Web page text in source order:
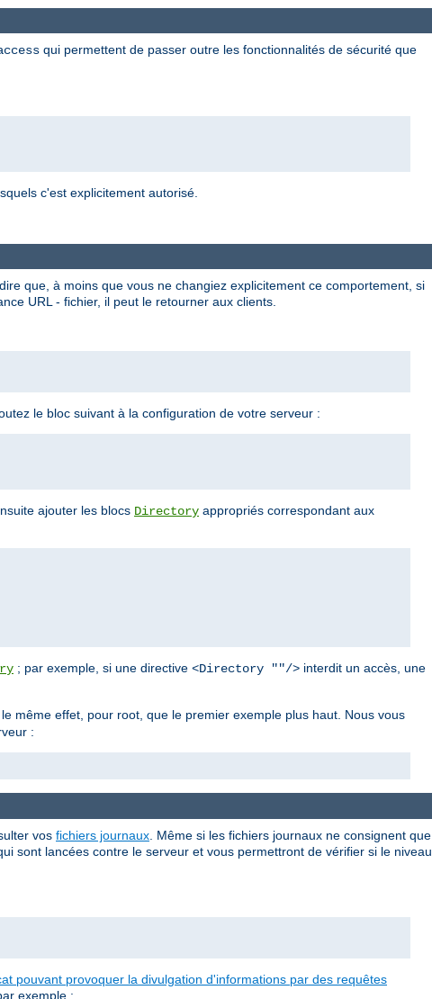
qui permettent de passer outre les fonctionnalités de sécurité que
c'est explicitement autorisé.
que, à moins que vous ne changiez explicitement ce comportement, si
URL - fichier, il peut le retourner aux clients.
le bloc suivant à la configuration de votre serveur :
ajouter les blocs Directory appropriés correspondant aux
; par exemple, si une directive <Directory ""/> interdit un accès, une
même effet, pour root, que le premier exemple plus haut. Nous vous
:
vos fichiers journaux . Même si les fichiers journaux ne consignent que
sont lancées contre le serveur et vous permettront de vérifier si le niveau
pouvant provoquer la divulgation d'informations par des requêtes
exemple :